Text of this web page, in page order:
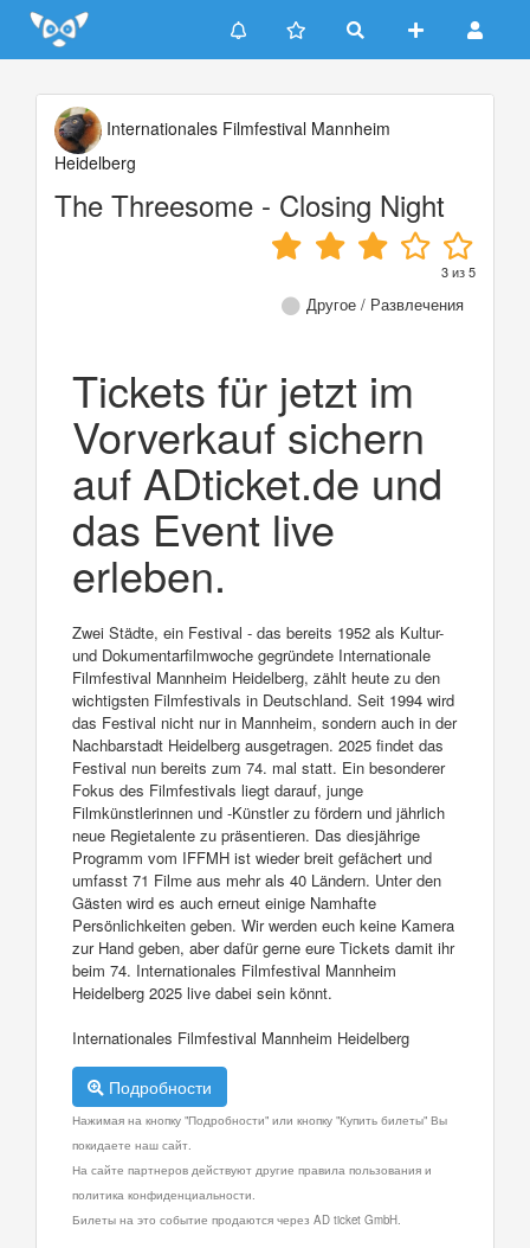
Update cookies preferences
Internationales Filmfestival Mannheim
Heidelberg
The Threesome - Closing Night
3из5
Другое / Развлечения
Tickets für jetzt im
Vorverkauf sichern
auf ADticket.de und
das Event live
erleben.
Zwei Städte, ein Festival - das bereits 1952 als Kultur-
und Dokumentarfilmwoche gegründete Internationale
Filmfestival Mannheim Heidelberg, zählt heute zu den
wichtigsten Filmfestivals in Deutschland. Seit 1994 wird
das Festival nicht nur in Mannheim, sondern auch in der
Nachbarstadt Heidelberg ausgetragen. 2025 findet das
Festival nun bereits zum 74. mal statt. Ein besonderer
Fokus des Filmfestivals liegt darauf, junge
Filmkünstlerinnen und -Künstler zu fördern und jährlich
neue Regietalente zu präsentieren. Das diesjährige
Programm vom IFFMH ist wieder breit gefächert und
umfasst 71 Filme aus mehr als 40 Ländern. Unter den
Gästen wird es auch erneut einige Namhafte
Persönlichkeiten geben. Wir werden euch keine Kamera
zur Hand geben, aber dafür gerne eure Tickets damit ihr
beim 74. Internationales Filmfestival Mannheim
Heidelberg 2025 live dabei sein könnt.
Internationales Filmfestival Mannheim Heidelberg
Подробности
Нажимая на кнопку "Подробности" или кнопку "Купить билеты" Вы
покидаете наш сайт.
На сайте партнеров действуют другие правила пользования и
политика конфиденциальности.
Билеты на это событие продаются через AD ticket GmbH.